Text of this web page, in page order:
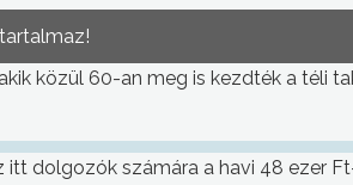
közül 60-an meg is kezdték a téli
dolgozók számára a havi 48 ezer